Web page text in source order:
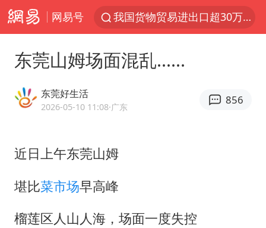
网易号
我国货物贸易进出口超30万亿元
泰国校园枪击案死亡人数升至7人
汪峰阻止14岁女儿买大牌
东莞山姆场面混乱......
东莞好生活
2026-05-10 11:08·广东
856
近日上午东莞山姆
堪比菜市场早高峰
榴莲区人山人海，场面一度失控